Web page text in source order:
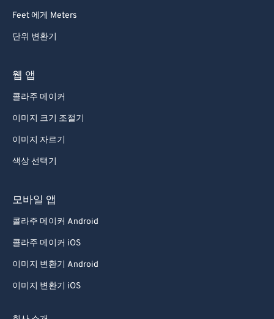
Feet 에게 Meters
단위 변환기
웹 앱
콜라주 메이커
이미지 크기 조절기
이미지 자르기
색상 선택기
모바일 앱
콜라주 메이커 Android
콜라주 메이커 iOS
이미지 변환기 Android
이미지 변환기 iOS